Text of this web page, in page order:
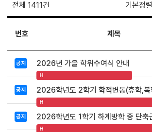
전체 1411건 기본정렬
번호 제목
공지 2026년 가을 학위수여식 안내
H
공지
H
공지
H